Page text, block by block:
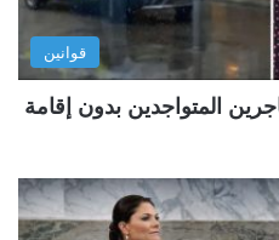
قوانين
المتواجدين بدون إقامة